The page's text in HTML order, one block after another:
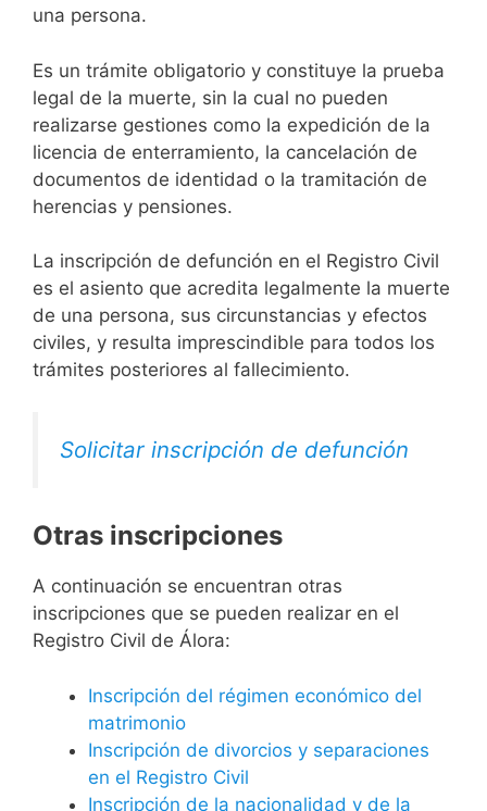
una persona.
Es un trámite obligatorio y constituye la prueba
legal de la muerte, sin la cual no pueden
realizarse gestiones como la expedición de la
licencia de enterramiento, la cancelación de
documentos de identidad o la tramitación de
herencias y pensiones.
La inscripción de defunción en el Registro Civil
es el asiento que acredita legalmente la muerte
de una persona, sus circunstancias y efectos
civiles, y resulta imprescindible para todos los
trámites posteriores al fallecimiento.
Solicitar inscripción de defunción
Otras inscripciones
A continuación se encuentran otras
inscripciones que se pueden realizar en el
Registro Civil de Álora:
Inscripción del régimen económico del
matrimonio
Inscripción de divorcios y separaciones
en el Registro Civil
Inscripción de la nacionalidad y de la